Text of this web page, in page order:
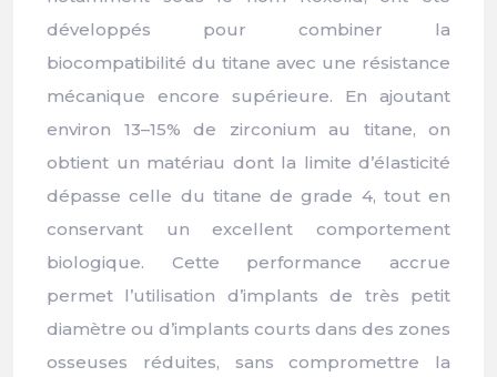
développés pour combiner la
biocompatibilité du titane avec une résistance
mécanique encore supérieure. En ajoutant
environ 13–15% de zirconium au titane, on
obtient un matériau dont la limite d’élasticité
dépasse celle du titane de grade 4, tout en
conservant un excellent comportement
biologique. Cette performance accrue
permet l’utilisation d’implants de très petit
diamètre ou d’implants courts dans des zones
osseuses réduites, sans compromettre la